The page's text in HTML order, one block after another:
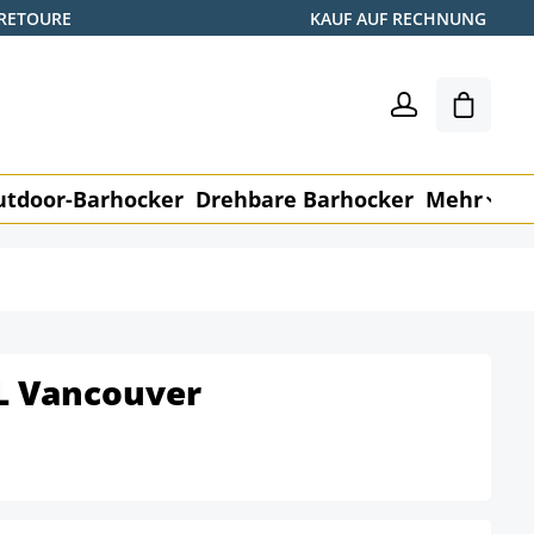
KAUF AUF RECHNUNG
Barhocker Drehbare Barhocker Mehr
Vancouver